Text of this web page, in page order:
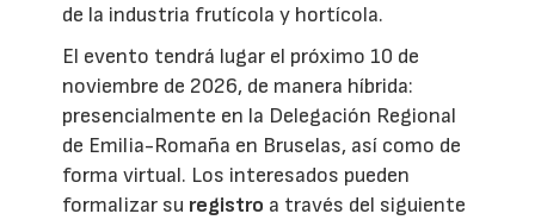
de la industria frutícola y hortícola.
El evento tendrá lugar el próximo 10 de
noviembre de 2026, de manera híbrida:
presencialmente en la Delegación Regional
de Emilia-Romaña en Bruselas, así como de
forma virtual. Los interesados pueden
formalizar su registro a través del siguiente